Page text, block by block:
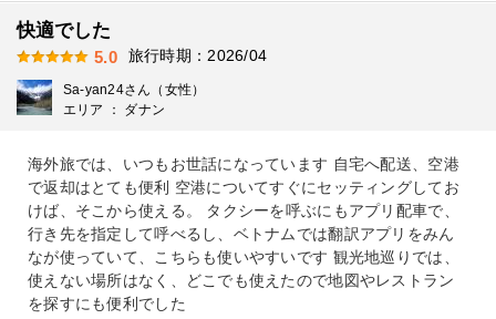
快適でした
5.0 旅行時期：2026/04
Sa-yan24さん（女性）
エリア ： ダナン
海外旅では、いつもお世話になっています 自宅へ配送、空港
で返却はとても便利 空港についてすぐにセッティングしてお
けば、そこから使える。 タクシーを呼ぶにもアプリ配車で、
行き先を指定して呼べるし、ベトナムでは翻訳アプリをみん
なが使っていて、こちらも使いやすいです 観光地巡りでは、
使えない場所はなく、どこでも使えたので地図やレストラン
を探すにも便利でした